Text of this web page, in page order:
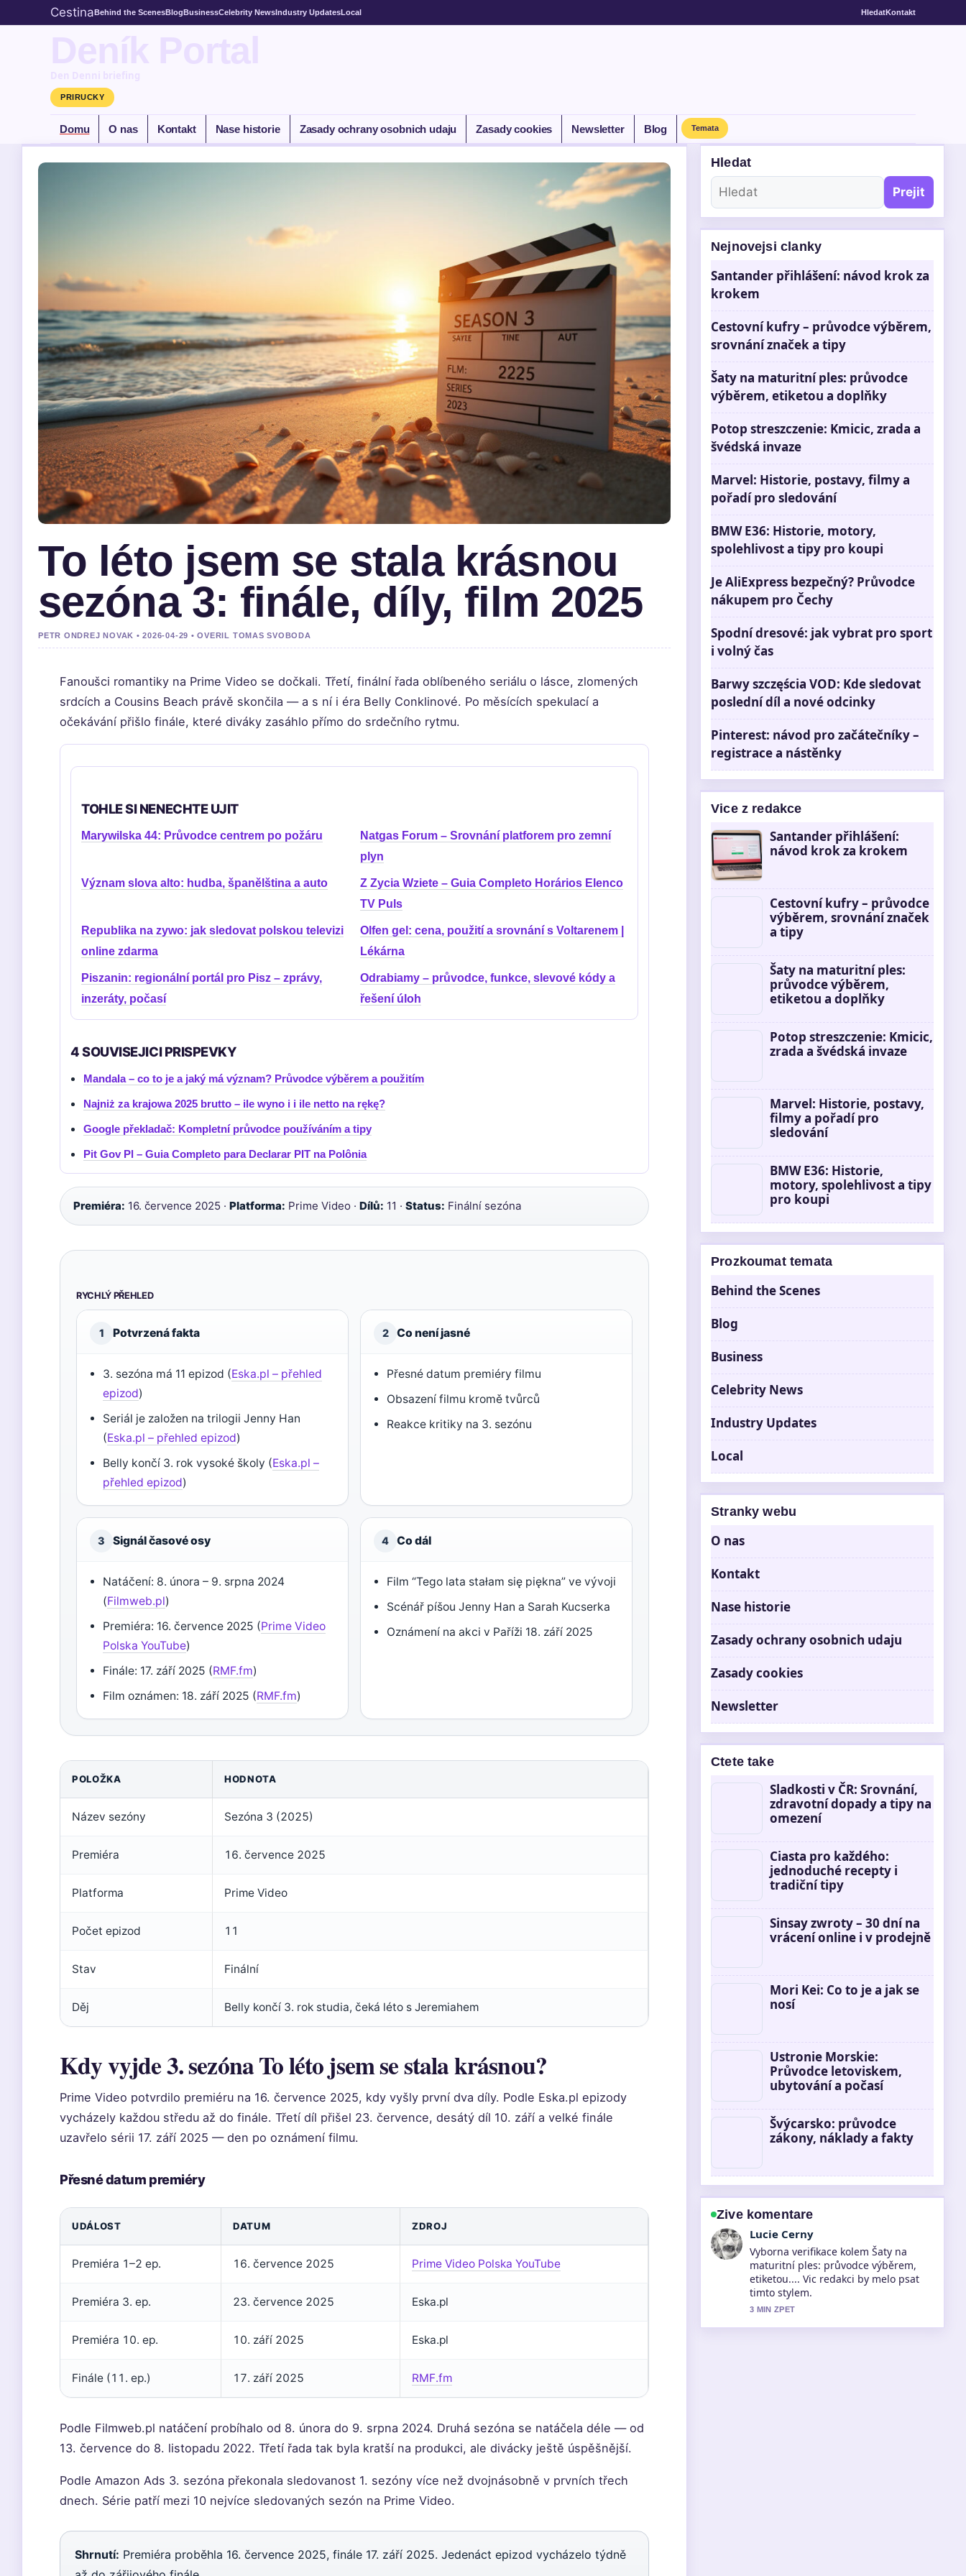
CestinaBehind the ScenesBlogBusinessCelebrity NewsIndustry UpdatesLocal HledatKontakt
Deník Portal
Den Denni briefing
PRIRUCKY
Domu O nas Kontakt Nase historie Zasady ochrany osobnich udaju Zasady cookies Newsletter Blog Temata
To léto jsem se stala krásnou
sezóna 3: finále, díly, film 2025
PETR ONDREJ NOVAK • 2026-04-29 • OVERIL TOMAS SVOBODA
Fanoušci romantiky na Prime Video se dočkali. Třetí, finální řada oblíbeného seriálu o lásce, zlomených
srdcích a Cousins Beach právě skončila — a s ní i éra Belly Conklinové. Po měsících spekulací a
očekávání přišlo finále, které diváky zasáhlo přímo do srdečního rytmu.
TOHLE SI NENECHTE UJIT
Marywilska 44: Průvodce centrem po požáru
Natgas Forum – Srovnání platforem pro zemní
plyn
Význam slova alto: hudba, španělština a auto
Z Zycia Wziete – Guia Completo Horários Elenco
TV Puls
Republika na zywo: jak sledovat polskou televizi
online zdarma
Olfen gel: cena, použití a srovnání s Voltarenem |
Lékárna
Piszanin: regionální portál pro Pisz – zprávy,
inzeráty, počasí
Odrabiamy – průvodce, funkce, slevové kódy a
řešení úloh
4 SOUVISEJICI PRISPEVKY
Mandala – co to je a jaký má význam? Průvodce výběrem a použitím
Najniż za krajowa 2025 brutto – ile wyno i i ile netto na rękę?
Google překladač: Kompletní průvodce používáním a tipy
Pit Gov Pl – Guia Completo para Declarar PIT na Polônia
Premiéra: 16. července 2025 · Platforma: Prime Video · Dílů: 11 · Status: Finální sezóna
RYCHLÝ PŘEHLED
1 Potvrzená fakta
3. sezóna má 11 epizod (Eska.pl – přehled
epizod)
Seriál je založen na trilogii Jenny Han
(Eska.pl – přehled epizod)
Belly končí 3. rok vysoké školy (Eska.pl –
přehled epizod)
2 Co není jasné
Přesné datum premiéry filmu
Obsazení filmu kromě tvůrců
Reakce kritiky na 3. sezónu
3 Signál časové osy
Natáčení: 8. února – 9. srpna 2024
(Filmweb.pl)
Premiéra: 16. července 2025 (Prime Video
Polska YouTube)
Finále: 17. září 2025 (RMF.fm)
Film oznámen: 18. září 2025 (RMF.fm)
4 Co dál
Film “Tego lata stałam się piękna” ve vývoji
Scénář píšou Jenny Han a Sarah Kucserka
Oznámení na akci v Paříži 18. září 2025
POLOŽKA HODNOTA
Název sezóny Sezóna 3 (2025)
Premiéra 16. července 2025
Platforma Prime Video
Počet epizod 11
Stav Finální
Děj Belly končí 3. rok studia, čeká léto s Jeremiahem
Kdy vyjde 3. sezóna To léto jsem se stala krásnou?
Prime Video potvrdilo premiéru na 16. července 2025, kdy vyšly první dva díly. Podle Eska.pl epizody
vycházely každou středu až do finále. Třetí díl přišel 23. července, desátý díl 10. září a velké finále
uzavřelo sérii 17. září 2025 — den po oznámení filmu.
Přesné datum premiéry
UDÁLOST DATUM ZDROJ
Premiéra 1–2 ep. 16. července 2025 Prime Video Polska YouTube
Premiéra 3. ep. 23. července 2025 Eska.pl
Premiéra 10. ep. 10. září 2025 Eska.pl
Finále (11. ep.) 17. září 2025 RMF.fm
Podle Filmweb.pl natáčení probíhalo od 8. února do 9. srpna 2024. Druhá sezóna se natáčela déle — od
13. července do 8. listopadu 2022. Třetí řada tak byla kratší na produkci, ale divácky ještě úspěšnější.
Podle Amazon Ads 3. sezóna překonala sledovanost 1. sezóny více než dvojnásobně v prvních třech
dnech. Série patří mezi 10 nejvíce sledovaných sezón na Prime Video.
Shrnutí: Premiéra proběhla 16. července 2025, finále 17. září 2025. Jedenáct epizod vycházelo týdně
Hledat
Prejit
Nejnovejsi clanky
Santander přihlášení: návod krok za
krokem
Cestovní kufry – průvodce výběrem,
srovnání značek a tipy
Šaty na maturitní ples: průvodce
výběrem, etiketou a doplňky
Potop streszczenie: Kmicic, zrada a
švédská invaze
Marvel: Historie, postavy, filmy a
pořadí pro sledování
BMW E36: Historie, motory,
spolehlivost a tipy pro koupi
Je AliExpress bezpečný? Průvodce
nákupem pro Čechy
Spodní dresové: jak vybrat pro sport
i volný čas
Barwy szczęścia VOD: Kde sledovat
poslední díl a nové odcinky
Pinterest: návod pro začátečníky –
registrace a nástěnky
Vice z redakce
Santander přihlášení:
návod krok za krokem
Cestovní kufry – průvodce
výběrem, srovnání značek
a tipy
Šaty na maturitní ples:
průvodce výběrem,
etiketou a doplňky
Potop streszczenie: Kmicic,
zrada a švédská invaze
Marvel: Historie, postavy,
filmy a pořadí pro
sledování
BMW E36: Historie,
motory, spolehlivost a tipy
pro koupi
Prozkoumat temata
Behind the Scenes
Blog
Business
Celebrity News
Industry Updates
Local
Stranky webu
O nas
Kontakt
Nase historie
Zasady ochrany osobnich udaju
Zasady cookies
Newsletter
Ctete take
Sladkosti v ČR: Srovnání,
zdravotní dopady a tipy na
omezení
Ciasta pro každého:
jednoduché recepty i
tradiční tipy
Sinsay zwroty – 30 dní na
vrácení online i v prodejně
Mori Kei: Co to je a jak se
nosí
Ustronie Morskie:
Průvodce letoviskem,
ubytování a počasí
Švýcarsko: průvodce
zákony, náklady a fakty
Zive komentare
Martin Prochazka
Skvele shrnuti k Santander přihlášení:
návod krok za krokem. Je to
nejprehlednejsi souhrn, ktery jsem
dnes videl.
5 MIN ZPET